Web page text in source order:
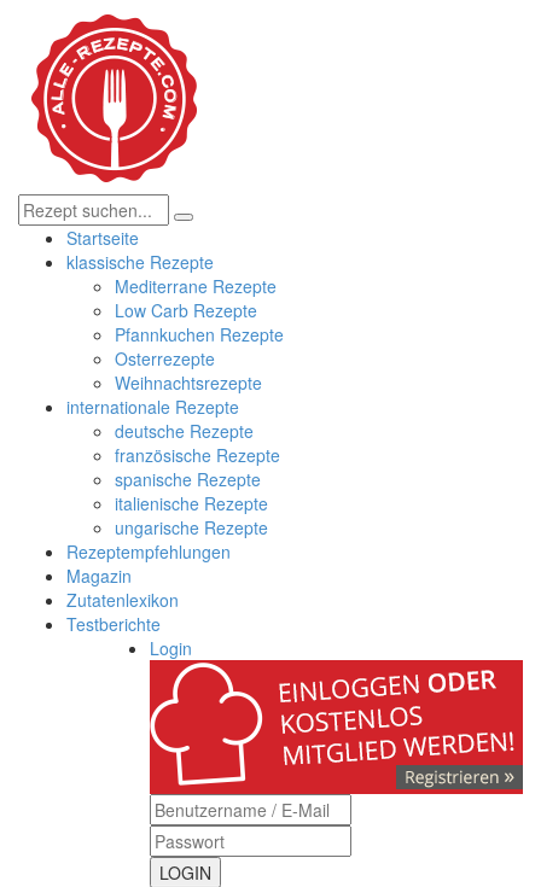
Startseite
klassische Rezepte
Mediterrane Rezepte
Low Carb Rezepte
Pfannkuchen Rezepte
Osterrezepte
Weihnachtsrezepte
internationale Rezepte
deutsche Rezepte
französische Rezepte
spanische Rezepte
italienische Rezepte
ungarische Rezepte
Rezeptempfehlungen
Magazin
Zutatenlexikon
Testberichte
Login
LOGIN